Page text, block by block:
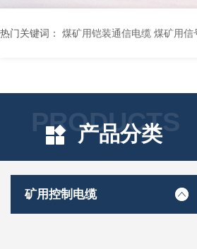
热门关键词： 煤矿用铠装通信电缆 煤矿用信号电缆 煤矿用通信电缆 矿用阻燃通信电缆 矿用监控电缆 矿用通信电缆 橡套软电缆
PRODUCTS
产品分类
矿用控制电缆